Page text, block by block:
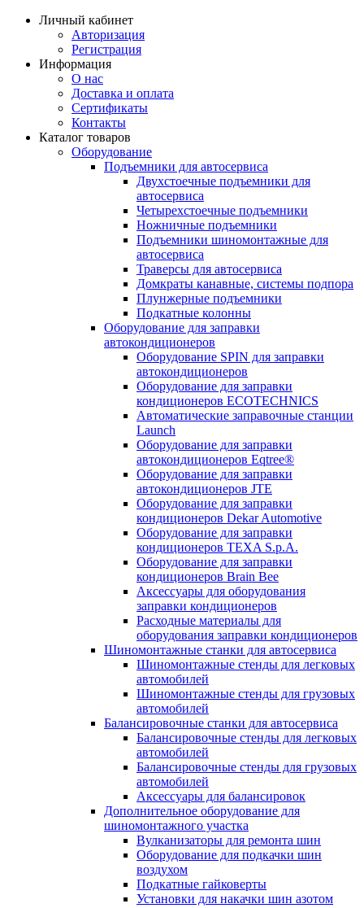
Личный кабинет
Авторизация
Регистрация
Информация
О нас
Доставка и оплата
Сертификаты
Контакты
Каталог товаров
Оборудование
Подъемники для автосервиса
Двухстоечные подъемники для
автосервиса
Четырехстоечные подъемники
Ножничные подъемники
Подъемники шиномонтажные для
автосервиса
Траверсы для автосервиса
Домкраты канавные, системы подпора
Плунжерные подъемники
Подкатные колонны
Оборудование для заправки
автокондиционеров
Оборудование SPIN для заправки
автокондиционеров
Оборудование для заправки
кондиционеров ECOTECHNICS
Автоматические заправочные станции
Launch
Оборудование для заправки
автокондиционеров Eqtree®
Оборудование для заправки
автокондиционеров JTE
Оборудование для заправки
кондиционеров Dekar Automotive
Оборудование для заправки
кондиционеров TEXA S.p.A.
Оборудование для заправки
кондиционеров Brain Bee
Аксессуары для оборудования
заправки кондиционеров
Расходные материалы для
оборудования заправки кондиционеров
Шиномонтажные станки для автосервиса
Шиномонтажные стенды для легковых
автомобилей
Шиномонтажные стенды для грузовых
автомобилей
Балансировочные станки для автосервиса
Балансировочные стенды для легковых
автомобилей
Балансировочные стенды для грузовых
автомобилей
Аксессуары для балансировок
Дополнительное оборудование для
шиномонтажного участка
Вулканизаторы для ремонта шин
Оборудование для подкачки шин
воздухом
Подкатные гайковерты
Установки для накачки шин азотом